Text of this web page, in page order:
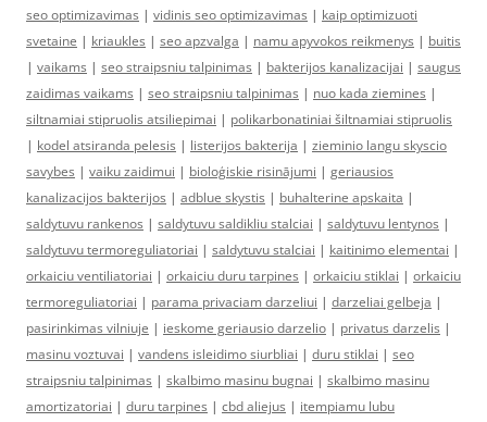
seo optimizavimas | vidinis seo optimizavimas | kaip optimizuoti
svetaine | kriaukles | seo apzvalga | namu apyvokos reikmenys | buitis
| vaikams | seo straipsniu talpinimas | bakterijos kanalizacijai | saugus
zaidimas vaikams | seo straipsniu talpinimas | nuo kada ziemines |
siltnamiai stipruolis atsiliepimai | polikarbonatiniai šiltnamiai stipruolis
| kodel atsiranda pelesis | listerijos bakterija | zieminio langu skyscio
savybes | vaiku zaidimui | bioloģiskie risinājumi | geriausios
kanalizacijos bakterijos | adblue skystis | buhalterine apskaita |
saldytuvu rankenos | saldytuvu saldikliu stalciai | saldytuvu lentynos |
saldytuvu termoreguliatoriai | saldytuvu stalciai | kaitinimo elementai |
orkaiciu ventiliatoriai | orkaiciu duru tarpines | orkaiciu stiklai | orkaiciu
termoreguliatoriai | parama privaciam darzeliui | darzeliai gelbeja |
pasirinkimas vilniuje | ieskome geriausio darzelio | privatus darzelis |
masinu voztuvai | vandens isleidimo siurbliai | duru stiklai | seo
straipsniu talpinimas | skalbimo masinu bugnai | skalbimo masinu
amortizatoriai | duru tarpines | cbd aliejus | itempiamu lubu